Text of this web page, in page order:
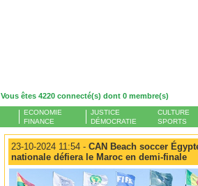
Vous êtes 4220 connecté(s) dont 0 membre(s)
ECONOMIE
FINANCE
JUSTICE
DÉMOCRATIE
CULTURE
SPORTS
23-10-2024 11:54 - CAN Beach soccer
nationale défiera le Maroc en demi-finale